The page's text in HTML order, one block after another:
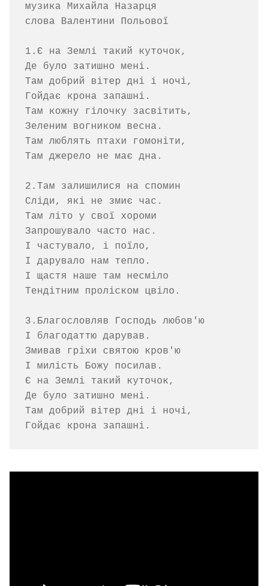
музика Михайла Назарця
слова Валентини Польової
1.Є на Землі такий куточок,
Де було затишно мені.
Там добрий вітер дні і ночі,
Гойдає крона запашні.
Там кожну гілочку засвітить,
Зеленим вогником весна.
Там люблять птахи гомоніти,
Там джерело не має дна.
2.Там залишилися на спомин
Сліди, які не змиє час.
Там літо у свої хороми
Запрошувало часто нас.
І частувало, і поїло,
І дарувало нам тепло.
І щастя наше там несміло
Тендітним проліском цвіло.
3.Благословляв Господь любов'ю
І благодаттю дарував.
Змивав гріхи святою кров'ю
І милість Божу посилав.
Є на Землі такий куточок,
Де було затишно мені.
Там добрий вітер дні і ночі,